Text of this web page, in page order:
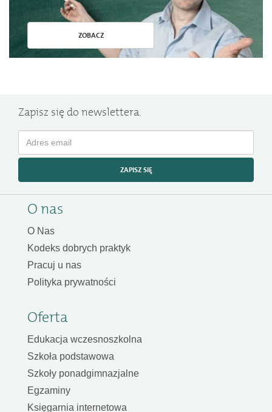
ZOBACZ
Zapisz się do newslettera.
ZAPISZ SIĘ
O nas
O Nas
Kodeks dobrych praktyk
Pracuj u nas
Polityka prywatności
Oferta
Edukacja wczesnoszkolna
Szkoła podstawowa
Szkoły ponadgimnazjalne
Egzaminy
Księgarnia internetowa